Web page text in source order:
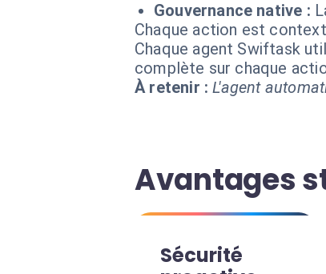
Gouvernance native :
Chaque action est
Chaque agent Swiftask
complète sur chaque
À retenir : L'agent
Avantages
Sécurité